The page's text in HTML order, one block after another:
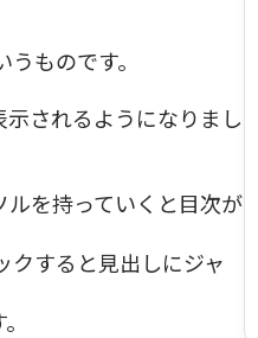
ものです。
されるようになりまし
を持っていくと目次が
クすると見出しにジャ